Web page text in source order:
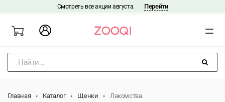
Смотреть все акции августа. Перейти
Найти...
Главная Каталог Щенки Лакомства